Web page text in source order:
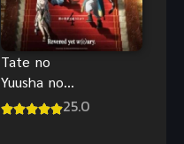
Tate no
Yuusha no
Nariagari 25.0